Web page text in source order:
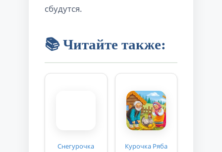
сбудутся.
📚 Читайте также:
Снегурочка Курочка Ряба